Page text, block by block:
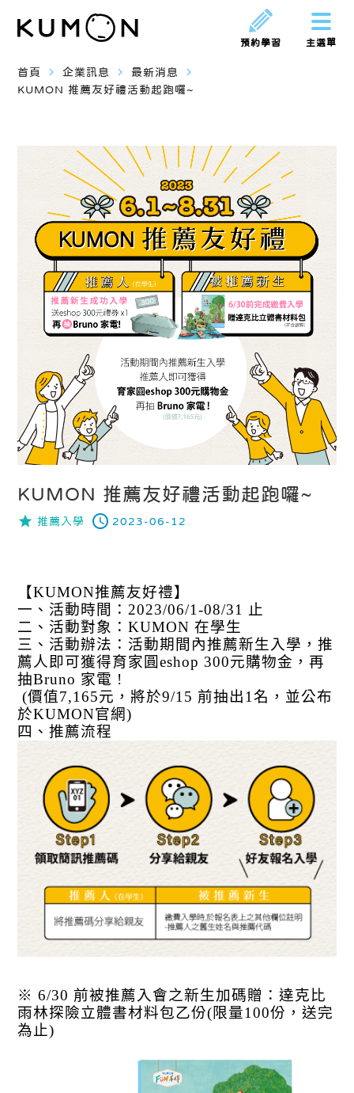
主選單
預約學習
首頁 navigate_next 企業訊息 navigate_next 最新消息 navigate_next
KUMON 推薦友好禮活動起跑囉~
KUMON 推薦友好禮活動起跑囉~
推薦入學 2023-06-12
【KUMON推薦友好禮】
一、活動時間：2023/06/1-08/31 止
二、活動對象：KUMON 在學生
三、活動辦法：活動期間內推薦新生入學 ，推
薦人即可獲得育家圓eshop 300元購物金 ，再
抽Bruno 家電 !
(價值7,165元，將於9/15 前抽出1名，並公布
於KUMON官網)
四、推薦流程
※ 6/30 前被推薦入會之新生加碼贈：達克比
雨林探險立體書材料包乙份(限量100份 ，送完
為止)